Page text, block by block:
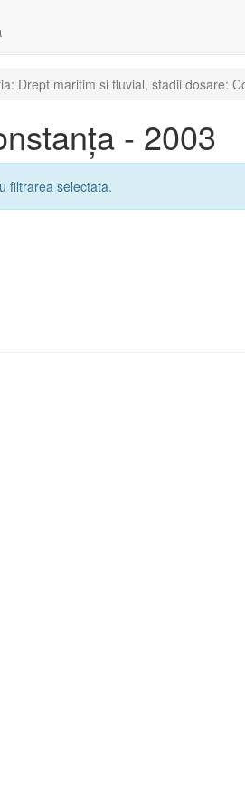
Drept maritim si fluvial, stadii dosare:
- 2003
filtrarea selectata.